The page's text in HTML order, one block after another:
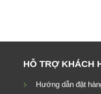
HỖ TRỢ KHÁCH
Hướng dẫn đặt